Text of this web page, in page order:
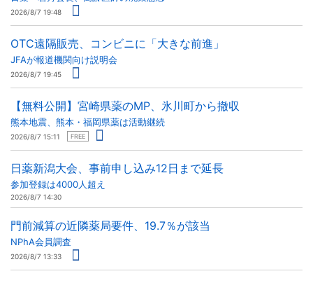
2026/8/7 19:48
OTC遠隔販売、コンビニに「大きな前進」
JFAが報道機関向け説明会
2026/8/7 19:45
【無料公開】宮崎県薬のMP、氷川町から撤収
熊本地震、熊本・福岡県薬は活動継続
2026/8/7 15:11 FREE
日薬新潟大会、事前申し込み12日まで延長
参加登録は4000人超え
2026/8/7 14:30
門前減算の近隣薬局要件、19.7％が該当
NPhA会員調査
2026/8/7 13:33